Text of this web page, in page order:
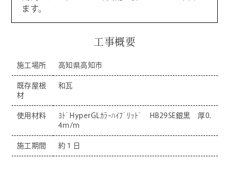
ます。
工事概要
施工場所 高知県高知市
既存屋根
材
和瓦
使用材料
ﾖﾄﾞHyperGLｶﾗｰﾊｲﾌﾞﾘｯﾄﾞ HB29SE銀黒 厚0.
4ｍ/ｍ
施工期間 約１日